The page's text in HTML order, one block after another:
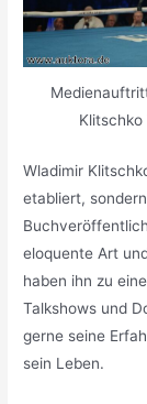
Klitschko
Wladimir
etabliert,
eloquente Art
haben ihn zu
Talkshows und
gerne seine
sein Leben.